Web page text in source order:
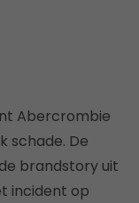
Abercrombie
schade. De
brandstory uit
incident op